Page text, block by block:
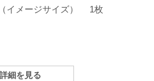
イメージサイズ） 1枚
詳細を見る